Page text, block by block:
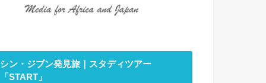
シン・ジブン発見旅｜スタディツアー
「START」